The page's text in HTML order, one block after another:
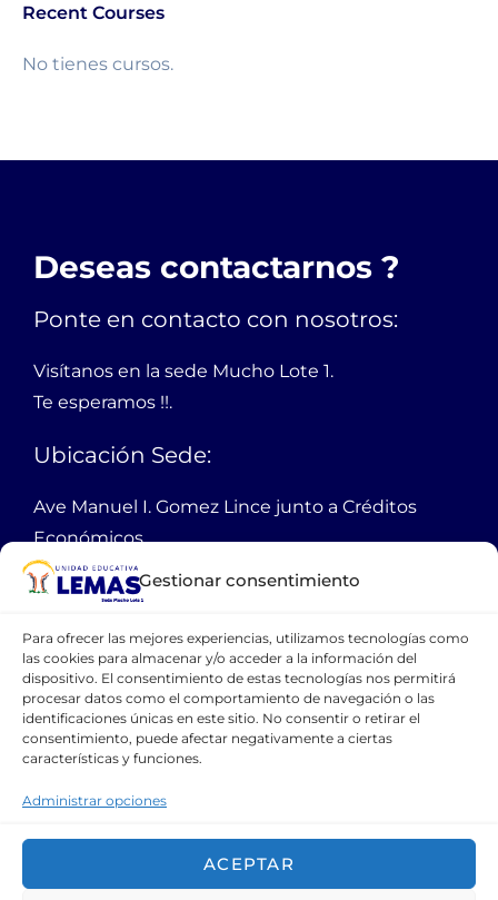
Gestionar consentimiento
Para ofrecer las mejores experiencias, utilizamos tecnologías como
las cookies para almacenar y/o acceder a la información del
dispositivo. El consentimiento de estas tecnologías nos permitirá
procesar datos como el comportamiento de navegación o las
identificaciones únicas en este sitio. No consentir o retirar el
consentimiento, puede afectar negativamente a ciertas
características y funciones.
Administrar opciones
ACEPTAR
Recent Courses
No tienes cursos.
Deseas contactarnos ?
Ponte en contacto con nosotros:
Visítanos en la sede Mucho Lote 1.
Te esperamos !!.
Ubicación Sede:
Ave Manuel I. Gomez Lince junto a Créditos
Económicos,
Mucho Lote 1 mz 2301 solar 1
Guayaquil Ecuador
PBX:38 11 100
Email:webmaster@lemas.edu.ec
Cellular:0990762462
CONTÁCTANOS